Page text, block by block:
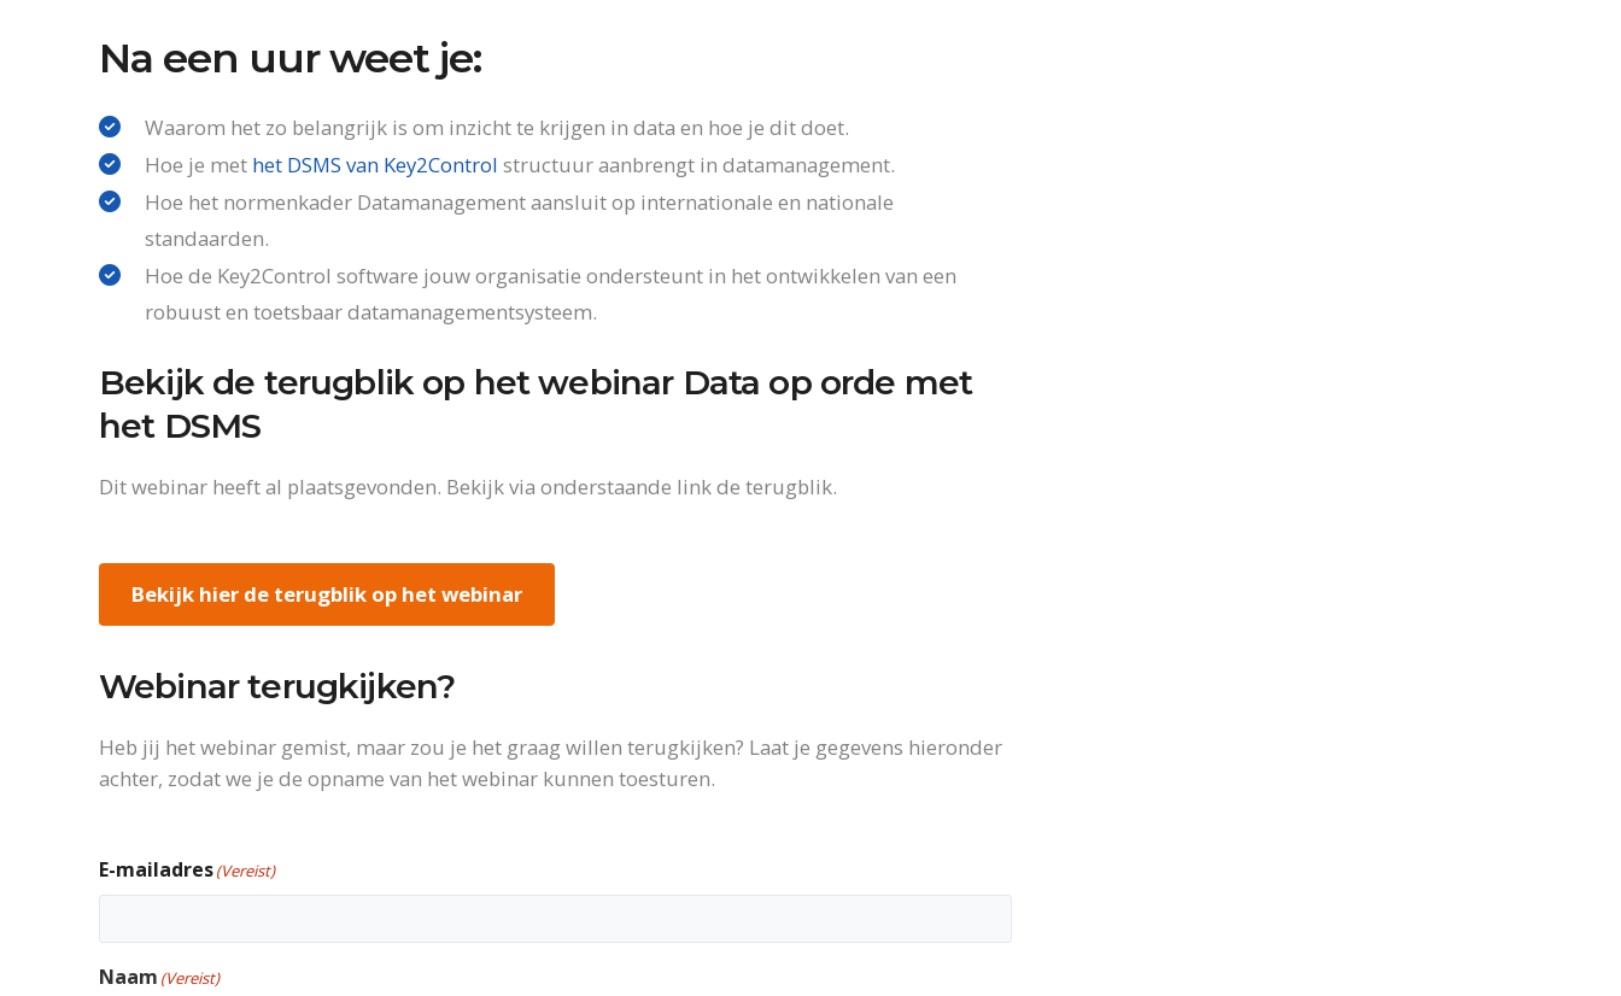
Na een uur weet je:
Waarom het zo belangrijk is om inzicht te krijgen in data en hoe je dit doet.
Hoe je met het DSMS van Key2Control structuur aanbrengt in datamanagement.
Hoe het normenkader Datamanagement aansluit op internationale en nationale
standaarden.
Hoe de Key2Control software jouw organisatie ondersteunt in het ontwikkelen van een
robuust en toetsbaar datamanagementsysteem.
Bekijk de terugblik op het webinar Data op orde met
het DSMS
Dit webinar heeft al plaatsgevonden. Bekijk via onderstaande link de terugblik.
Bekijk hier de terugblik op het webinar
Webinar terugkijken?
Heb jij het webinar gemist, maar zou je het graag willen terugkijken? Laat je gegevens hieronder
achter, zodat we je de opname van het webinar kunnen toesturen.
E-mailadres(Vereist)
Naam (Vereist)